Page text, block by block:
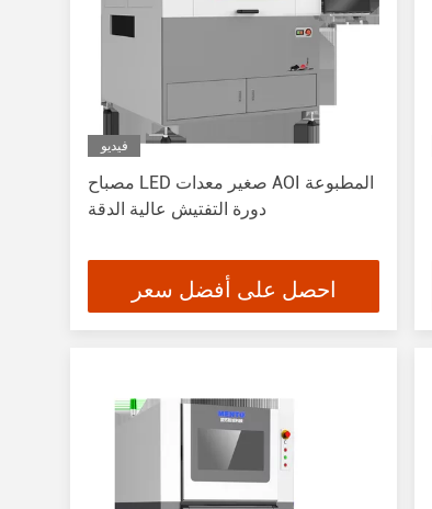
فيديو
مصباح LED صغير معدات AOI المطبوعة
دورة التفتيش عالية الدقة
احصل على أفضل سعر